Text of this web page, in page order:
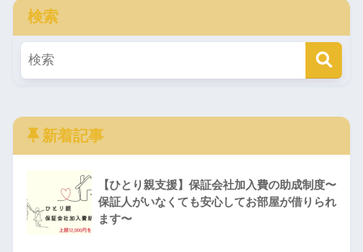
検索
新着記事
【ひとり親支援】保証会社加入費の助成制度〜
保証人がいなくても安心してお部屋が借りられ
ます〜